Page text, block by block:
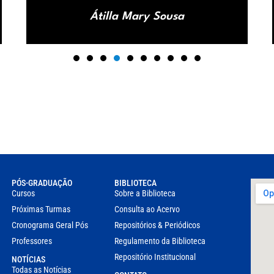
Átilla Mary Sousa
PÓS-GRADUAÇÃO
NOTÍCIAS
Todas as Notícias
Cursos
Próximas Turmas
Cronograma Geral Pós
Professores
BIBLIOTECA
Sobre a Biblioteca
Consulta ao Acervo
Repositórios & Periódicos
Regulamento da Biblioteca
Repositório Institucional